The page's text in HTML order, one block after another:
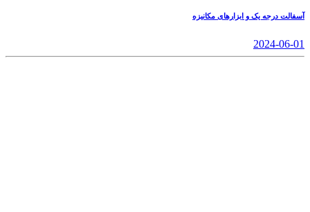
آسفالت درجه یک و ابزارهای مکانیزه
2024-06-01